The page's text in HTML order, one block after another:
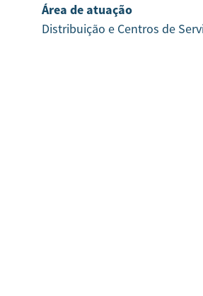
Área de atuação
Distribuição e Centros de